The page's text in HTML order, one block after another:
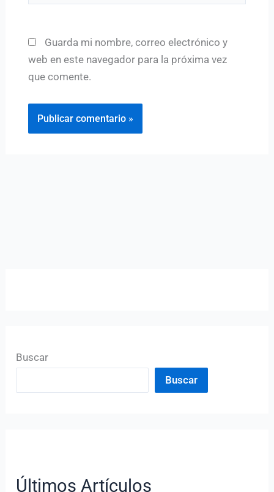
Guarda mi nombre, correo electrónico y
web en este navegador para la próxima vez
que comente.
Buscar
Buscar
Últimos Artículos